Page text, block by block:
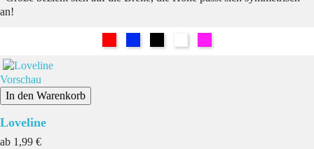
an!
Vorschau
In den Warenkorb
Loveline
ab Preis
1,99 €